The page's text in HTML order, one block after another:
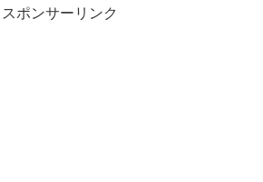
スポンサーリンク